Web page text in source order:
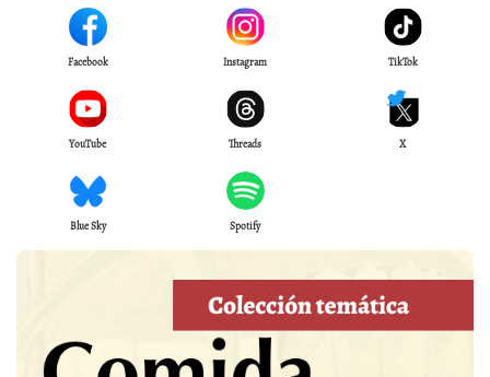
Facebook Instagram TikTok
YouTube Threads X
Blue Sky Spotify